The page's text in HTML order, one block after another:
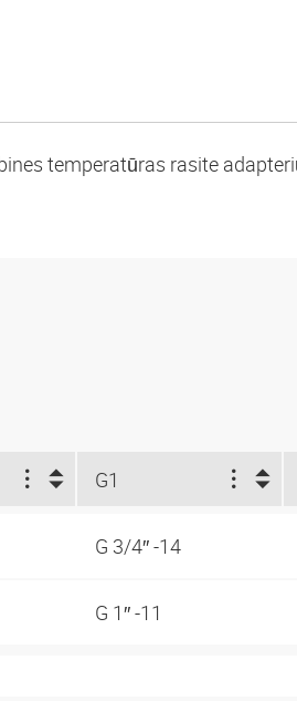
temperatūras rasite
G1
G 3/4″ -14
G 1″ -11